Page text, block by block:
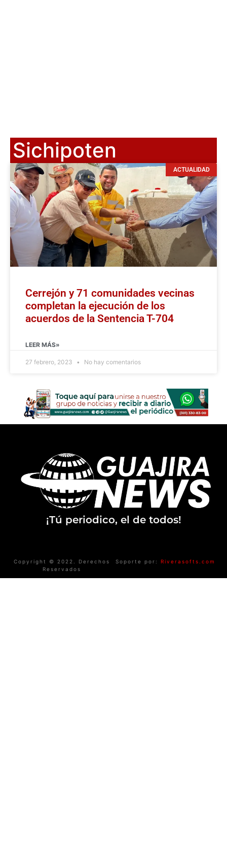
Sichipoten
ACTUALIDAD
Cerrejón y 71 comunidades vecinas
completan la ejecución de los
acuerdos de la Sentencia T-704
LEER MÁS»
27 febrero, 2023 No hay comentarios
¡Tú periodico, el de todos!
Copyright © 2022. Derechos
Reservados
Soporte por: Riverasofts.com